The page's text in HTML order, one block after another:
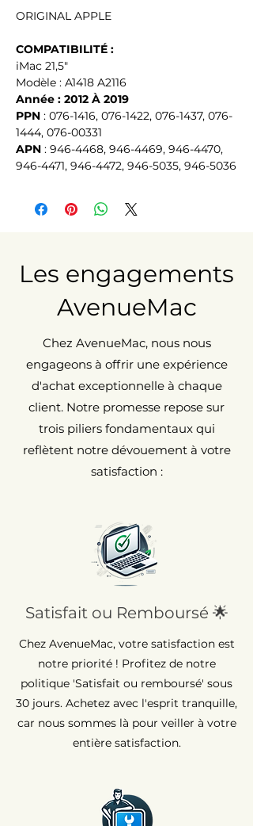
ORIGINAL APPLE
COMPATIBILITÉ :
iMac 21,5"
Modèle : A1418 A2116
Année : 2012 À 2019
PPN : 076-1416, 076-1422, 076-1437, 076-
1444, 076-00331
APN : 946-4468, 946-4469, 946-4470,
946-4471, 946-4472, 946-5035, 946-5036
Les engagements
AvenueMac
Chez AvenueMac, nous nous
engageons à offrir une expérience
d'achat exceptionnelle à chaque
client. Notre promesse repose sur
trois piliers fondamentaux qui
reflètent notre dévouement à votre
satisfaction :
Satisfait ou Remboursé 🌟
Chez AvenueMac, votre satisfaction est
notre priorité ! Profitez de notre
politique 'Satisfait ou remboursé' sous
30 jours. Achetez avec l'esprit tranquille,
car nous sommes là pour veiller à votre
entière satisfaction.